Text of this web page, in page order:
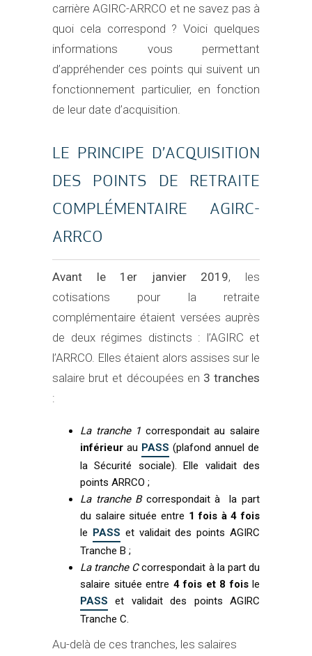
carrière AGIRC-ARRCO et ne savez pas à
quoi cela correspond ? Voici quelques
informations vous permettant
d’appréhender ces points qui suivent un
fonctionnement particulier, en fonction
de leur date d’acquisition.
LE PRINCIPE D’ACQUISITION
DES POINTS DE RETRAITE
COMPLÉMENTAIRE AGIRC-
ARRCO
Avant le 1er janvier 2019, les
cotisations pour la retraite
complémentaire étaient versées auprès
de deux régimes distincts : l’AGIRC et
l’ARRCO. Elles étaient alors assises sur le
salaire brut et découpées en 3 tranches
:
La tranche 1 correspondait au salaire
inférieur au PASS (plafond annuel de
la Sécurité sociale). Elle validait des
points ARRCO ;
La tranche Bcorrespondait à la part
du salaire située entre 1 fois à 4 fois
le PASS et validait des points AGIRC
Tranche B ;
La tranche Ccorrespondait à la part du
salaire située entre 4 fois et 8 foisle
PASS et validait des points AGIRC
Tranche C.
Au-delà de ces tranches, les salaires